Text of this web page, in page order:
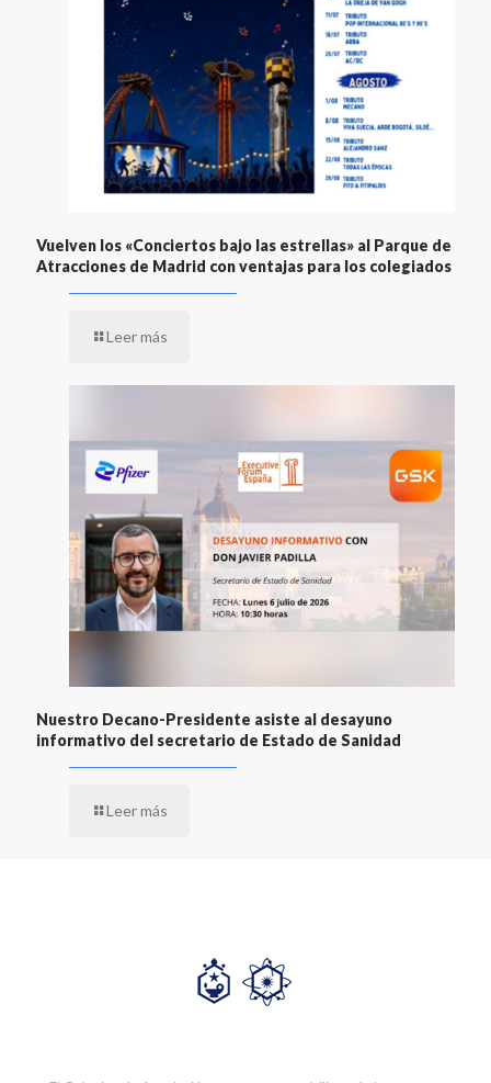
Vuelven los «Conciertos bajo las estrellas» al Parque de
Atracciones de Madrid con ventajas para los colegiados
Leer más
Nuestro Decano-Presidente asiste al desayuno
informativo del secretario de Estado de Sanidad
Leer más